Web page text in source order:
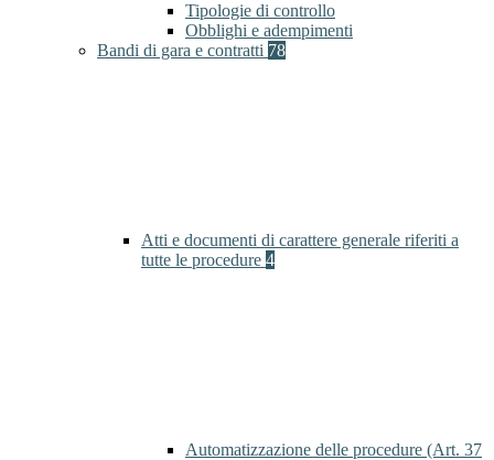
Tipologie di controllo
Obblighi e adempimenti
Bandi di gara e contratti 78
Atti e documenti di carattere generale riferiti a
tutte le procedure 4
Automatizzazione delle procedure (Art. 37